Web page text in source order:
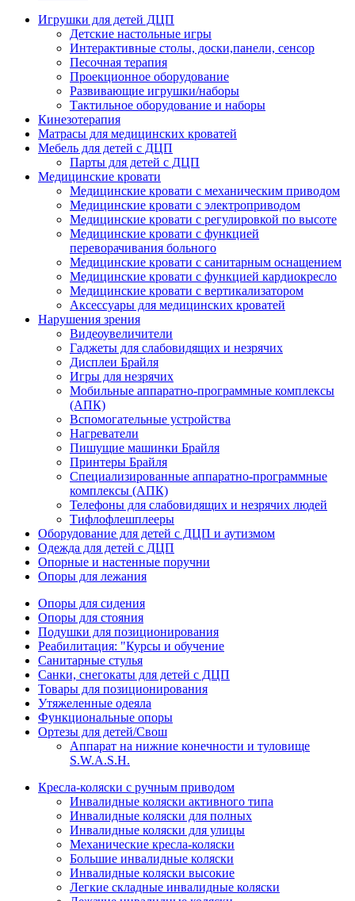
Игрушки для детей ДЦП
Детские настольные игры
Интерактивные столы, доски,панели, сенсор
Песочная терапия
Проекционное оборудование
Развивающие игрушки/наборы
Тактильное оборудование и наборы
Кинезотерапия
Матрасы для медицинских кроватей
Мебель для детей с ДЦП
Парты для детей с ДЦП
Медицинские кровати
Медицинские кровати с механическим приводом
Медицинские кровати с электроприводом
Медицинские кровати с регулировкой по высоте
Медицинские кровати с функцией
переворачивания больного
Медицинские кровати с санитарным оснащением
Медицинские кровати с функцией кардиокресло
Медицинские кровати с вертикализатором
Аксессуары для медицинских кроватей
Нарушения зрения
Видеоувеличители
Гаджеты для слабовидящих и незрячих
Дисплеи Брайля
Игры для незрячих
Мобильные аппаратно-программные комплексы
(АПК)
Вспомогательные устройства
Нагреватели
Пишущие машинки Брайля
Принтеры Брайля
Специализированные аппаратно-программные
комплексы (АПК)
Телефоны для слабовидящих и незрячих людей
Тифлофлешплееры
Оборудование для детей с ДЦП и аутизмом
Одежда для детей с ДЦП
Опорные и настенные поручни
Опоры для лежания
Опоры для сидения
Опоры для стояния
Подушки для позиционирования
Реабилитация: "Курсы и обучение
Санитарные стулья
Санки, снегокаты для детей с ДЦП
Товары для позиционирования
Утяжеленные одеяла
Функциональные опоры
Ортезы для детей/Свош
Аппарат на нижние конечности и туловище
S.W.A.S.H.
Кресла-коляски с ручным приводом
Инвалидные коляски активного типа
Инвалидные коляски для полных
Инвалидные коляски для улицы
Механические кресла-коляски
Большие инвалидные коляски
Инвалидные коляски высокие
Легкие складные инвалидные коляски